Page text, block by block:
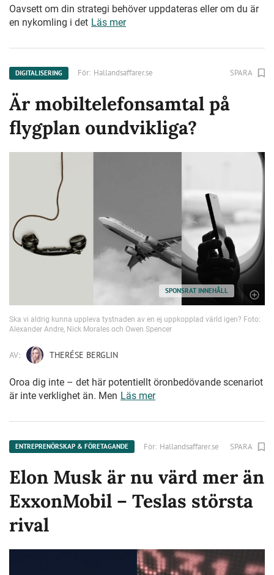
Oavsett om din strategi behöver uppdateras eller om du är
en nykomling i det Läs mer
DIGITALISERING För: Hallandsaffarer.se SPARA
Är mobiltelefonsamtal på
flygplan oundvikliga?
SPONSRAT INNEHÅLL
Ska vi aldrig kunna uppleva tystnaden av en ej uppkopplad värld igen? Foto:
Alexander Andre, Nick Morales och Owen Spencer
AV: THERÉSE BERGLIN
Oroa dig inte – det här potentiellt öronbedövande scenariot
är inte verklighet än. Men Läs mer
ENTREPRENÖRSKAP & FÖRETAGANDE För: Hallandsaffarer.se SPARA
Elon Musk är nu värd mer än
ExxonMobil – Teslas största
rival